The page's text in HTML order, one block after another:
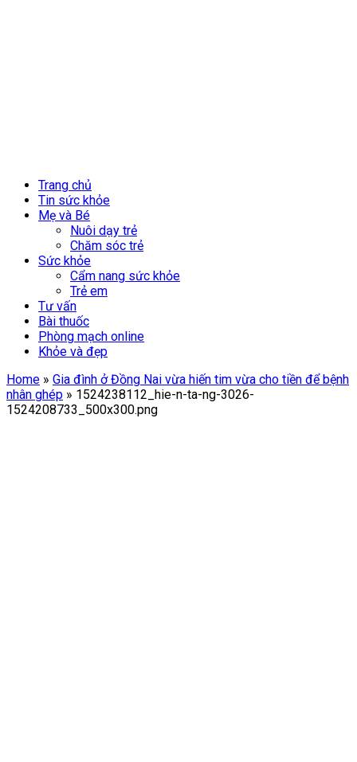
Trang chủ
Tin sức khỏe
Mẹ và Bé
Nuôi dạy trẻ
Chăm sóc trẻ
Sức khỏe
Cẩm nang sức khỏe
Trẻ em
Tư vấn
Bài thuốc
Phòng mạch online
Khỏe và đẹp
Home » Gia đình ở Đồng Nai vừa hiến tim vừa cho tiền để bệnh
nhân ghép » 1524238112_hie-n-ta-ng-3026-
1524208733_500x300.png